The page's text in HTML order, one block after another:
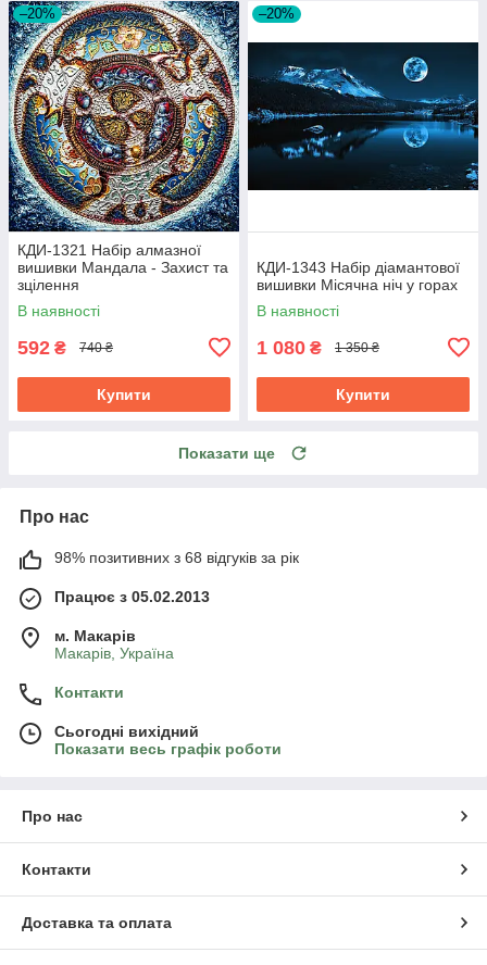
–20%
КДИ-1321 Набір алмазної
вишивки Мандала - Захист та
зцілення
В наявності
592 ₴ 740 ₴
Купити
–20%
КДИ-1343 Набір діамантової
вишивки Місячна ніч у горах
В наявності
1 080 ₴ 1 350 ₴
Купити
Показати ще
Про нас
98% позитивних з 68 відгуків за рік
Працює з 05.02.2013
м. Mакарів
Mакарів, Україна
Контакти
Сьогодні вихідний
Показати весь графік роботи
Про нас
Контакти
Доставка та оплата